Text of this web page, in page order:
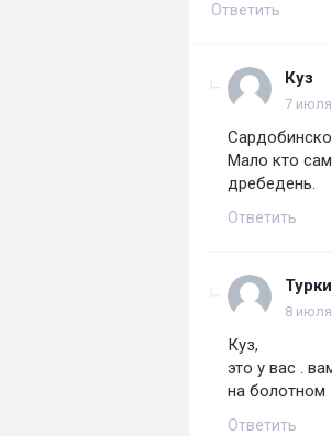
Ответить
Куз
7
Мало кто
дребедень.
Ответить
8 июля
Куз,
это у вас .
на болотном
Ответить